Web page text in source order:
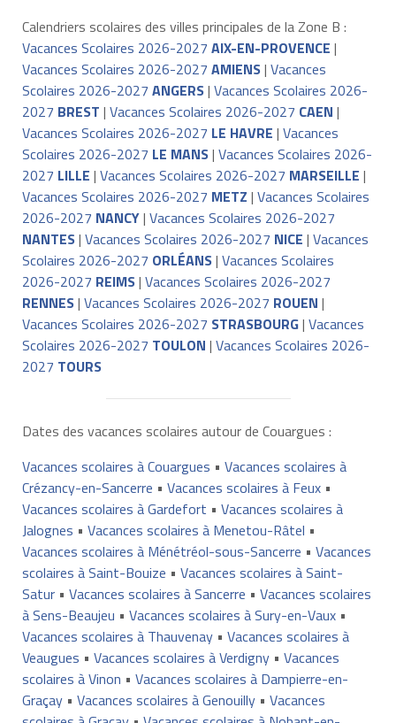
Calendriers scolaires des villes principales de la Zone B :
Vacances Scolaires 2026-2027 AIX-EN-PROVENCE |
Vacances Scolaires 2026-2027 AMIENS| Vacances
Scolaires 2026-2027 ANGERS| Vacances Scolaires 2026-
2027 BREST | Vacances Scolaires 2026-2027 CAEN |
Vacances Scolaires 2026-2027 LE HAVRE | Vacances
Scolaires 2026-2027 LE MANS| Vacances Scolaires 2026-
2027 LILLE | Vacances Scolaires 2026-2027 MARSEILLE |
Vacances Scolaires 2026-2027 METZ | Vacances Scolaires
2026-2027 NANCY| Vacances Scolaires 2026-2027
NANTES| Vacances Scolaires 2026-2027 NICE | Vacances
Scolaires 2026-2027 ORLÉANS| Vacances Scolaires
2026-2027 REIMS| Vacances Scolaires 2026-2027
RENNES| Vacances Scolaires 2026-2027 ROUEN |
Vacances Scolaires 2026-2027 STRASBOURG| Vacances
Scolaires 2026-2027 TOULON | Vacances Scolaires 2026-
2027 TOURS
Dates des vacances scolaires autour de Couargues :
Vacances scolaires à Couargues • Vacances scolaires à
Crézancy-en-Sancerre • Vacances scolaires à Feux•
Vacances scolaires à Gardefort • Vacances scolaires à
Jalognes • Vacances scolaires à Menetou-Râtel •
Vacances scolaires à Ménétréol-sous-Sancerre • Vacances
scolaires à Saint-Bouize • Vacances scolaires à Saint-
Satur• Vacances scolaires à Sancerre • Vacances scolaires
à Sens-Beaujeu • Vacances scolaires à Sury-en-Vaux•
Vacances scolaires à Thauvenay• Vacances scolaires à
Veaugues • Vacances scolaires à Verdigny• Vacances
scolaires à Vinon • Vacances scolaires à Dampierre-en-
Graçay• Vacances scolaires à Genouilly• Vacances